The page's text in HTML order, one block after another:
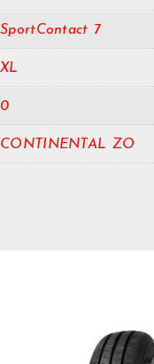
SportContact 7
XL
0
CONTINENTAL ZO